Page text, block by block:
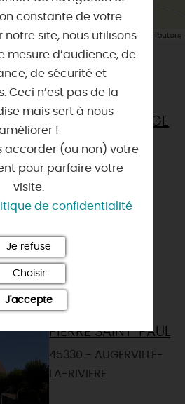
Leaflet| Map data ©OpenStreetMap contributors
AUSSI
ATELIER TISSAGE
45340 - EGRY
PIERRE SAINT-PAUL
45330 - AUGERVILLE-
LA-RIVIERE
constante de votre
notre site, nous utilisons
mesure d’audience, de
de sécurité et
Ceci n’est pas de la
mais sert à nous
!
accorder (ou non) votre
pour parfaire votre
visite.
de confidentialité
Je refuse
Choisir
J'accepte